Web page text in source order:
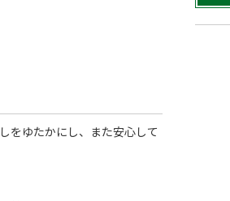
をゆたかにし、また安心して